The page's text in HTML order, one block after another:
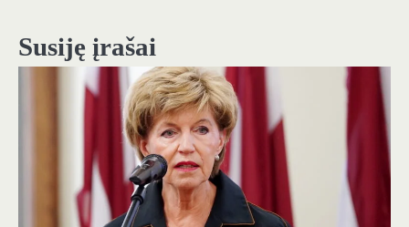
įrašų
Susiję įrašai